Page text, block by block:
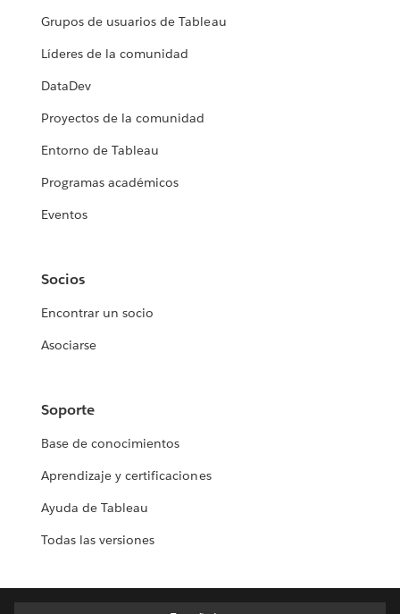
Grupos de usuarios de Tableau
Líderes de la comunidad
DataDev
Proyectos de la comunidad
Entorno de Tableau
Programas académicos
Eventos
Socios
Encontrar un socio
Asociarse
Soporte
Base de conocimientos
Aprendizaje y certificaciones
Ayuda de Tableau
Todas las versiones